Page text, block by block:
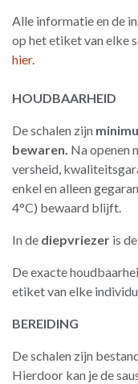
Alle informatie en de
op het etiket van elke
hier.
HOUDBAARHEID
De schalen zijn
bewaren. Na openen
versheid,
enkel en alleen
4°C) bewaard blijft.
In de diepvriezer is
De exacte
etiket van elke
BEREIDING
De schalen zijn
Hierdoor kan je de